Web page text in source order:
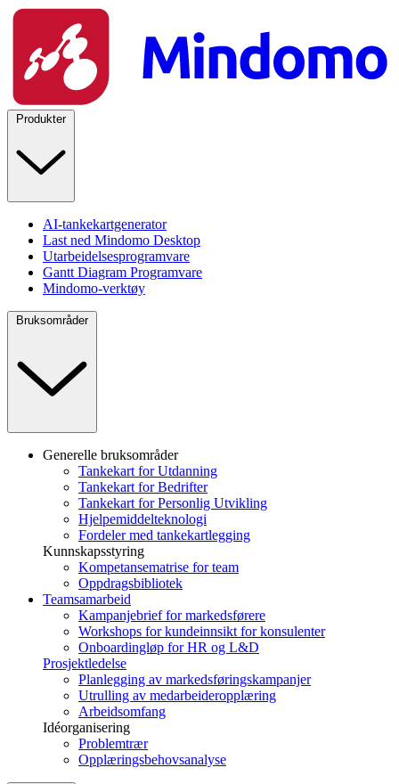
Produkter
AI-tankekartgenerator
Last ned Mindomo Desktop
Utarbeidelsesprogramvare
Gantt Diagram Programvare
Mindomo-verktøy
Bruksområder
Generelle bruksområder
Tankekart for Utdanning
Tankekart for Bedrifter
Tankekart for Personlig Utvikling
Hjelpemiddelteknologi
Fordeler med tankekartlegging
Kunnskapsstyring
Kompetansematrise for team
Oppdragsbibliotek
Teamsamarbeid
Kampanjebrief for markedsførere
Workshops for kundeinnsikt for konsulenter
Onboardingløp for HR og L&D
Prosjektledelse
Planlegging av markedsføringskampanjer
Utrulling av medarbeideropplæring
Arbeidsomfang
Idéorganisering
Problemtrær
Opplæringsbehovsanalyse